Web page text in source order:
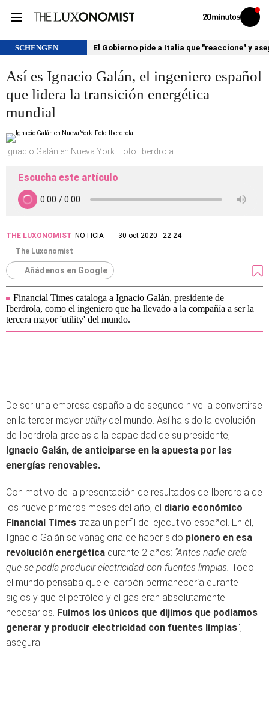
Volver
Iniciar
sesión
SCHENGEN El Gobierno pide a Italia que "reaccione" y
Así es Ignacio Galán, el ingeniero español
que lidera la transición energética
mundial
Ignacio Galán en Nueva York. Foto: Iberdrola
Escucha este artículo
THE LUXONOMIST NOTICIA
30 oct 2020 - 22:24
The Luxonomist
Añádenos en Google
Financial Times cataloga a Ignacio Galán, presidente de
Iberdrola, como el ingeniero que ha llevado a la compañía a ser la
tercera mayor 'utility' del mundo.
De ser una empresa española de segundo nivel a convertirse
en la tercer mayor utilitydel mundo. Así ha sido la evolución
de Iberdrola gracias a la capacidad de su presidente,
Ignacio Galán, de anticiparse en la apuesta por las
energías renovables.
Con motivo de la presentación de resultados de Iberdrola de
los nueve primeros meses del año, el diario económico
Financial Times traza un perfil del ejecutivo español. En él,
Ignacio Galán se vanagloria de haber sido pionero en esa
revolución energética durante 2 años: "Antes nadie creía
que se podía producir electricidad con fuentes limpias. Todo
el mundo pensaba que el carbón permanecería durante
siglos y que el petróleo y el gas eran absolutamente
necesarios. Fuimos los únicos que dijimos que podíamos
generar y producir electricidad con fuentes limpias",
asegura.